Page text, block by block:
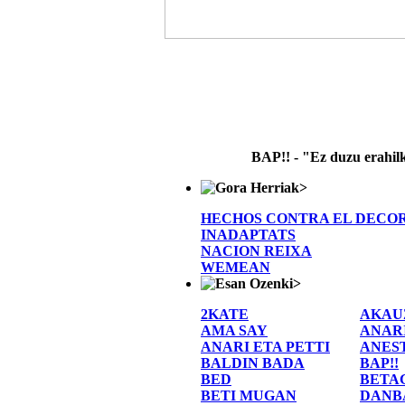
BAP!! - "Ez duzu
>
HECHOS CONTRA EL
INADAPTATS
NACION REIXA
WEMEAN
>
2KATE
AMA SAY
ANARI ETA PETTI
BALDIN BADA
BAP!!
BED
BETI MUGAN